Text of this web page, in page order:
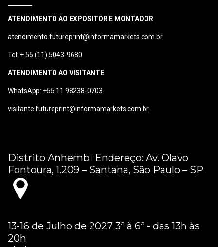
ATENDIMENTO AO EXPOSITOR E MONTADOR
atendimento.futureprint@informamarkets.com.br
Tel: + 55 (11) 5043-9680
ATENDIMENTO AO VISITANTE
WhatsApp: +55 11 98238-0703
visitante.futureprint@informamarkets.com.br
Distrito Anhembi Endereço: Av. Olavo
Fontoura, 1.209 – Santana, São Paulo – SP
13-16 de Julho de 2027 3ª à 6ª - das 13h às
20h